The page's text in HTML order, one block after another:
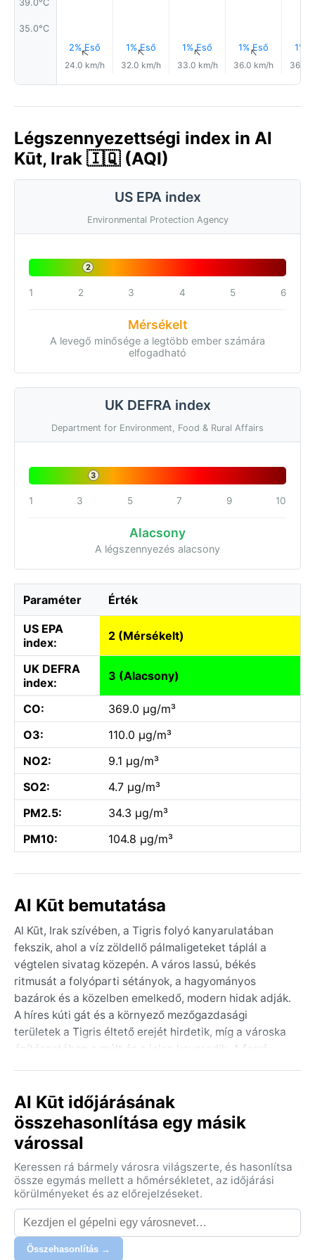
35.0°C
2% Eső
↑
24.0 km/h
1% Eső
↑
32.0 km/h
1% Eső
↑
33.0 km/h
1% Eső
↑
36.0 km/h
1%
36.0
Légszennyezettségi index in Al
Kūt, Irak 🇮🇶 (AQI)
US EPA index
Environmental Protection Agency
2
1 2 3 4 5 6
Mérsékelt
A levegő minősége a legtöbb ember számára
elfogadható
UK DEFRA index
Department for Environment, Food & Rural Affairs
3
1 3 5 7 9 10
Alacsony
A légszennyezés alacsony
Paraméter Érték
US EPA
index:
2 (Mérsékelt)
UK DEFRA
index:
3 (Alacsony)
CO:
369.0 µg/m³
O3:
110.0 µg/m³
NO2:
9.1 µg/m³
SO2:
4.7 µg/m³
PM2.5:
34.3 µg/m³
PM10:
104.8 µg/m³
Al Kūt bemutatása
Al Kūt, Irak szívében, a Tigris folyó kanyarulatában
fekszik, ahol a víz zöldellő pálmaligeteket táplál a
végtelen sivatag közepén. A város lassú, békés
ritmusát a folyóparti sétányok, a hagyományos
bazárok és a közelben emelkedő, modern hidak adják.
A híres kúti gát és a környező mezőgazdasági
területek a Tigris éltető erejét hirdetik, míg a városka
építészetében a múlt és a jelen keveredik. A forró,
A BWh kódú forró sivatagi éghajlat itt tombol: a
nyarak perzselőek, a hőmérséklet rendszeresen 45 °C
fölé kúszik, az égbolt pedig acélkék és csillagtalan a
ra is lehűlhet, nappal azonban kellemes, 15-20 °C
körüli idő várható. A csapadék rendkívül ritka, főként
decembertől februárig esik néhány zápor, de a
páratartalom alacsony, a levegő szinte mindig száraz.
Utazáshoz könnyű, légáteresztő pamutruházat, sapka
Al Kūt időjárásának
összehasonlítása egy másik
várossal
Keressen rá bármely városra világszerte, és hasonlítsa
össze egymás mellett a hőmérsékletet, az időjárási
körülményeket és az előrejelzéseket.
Összehasonlítás →